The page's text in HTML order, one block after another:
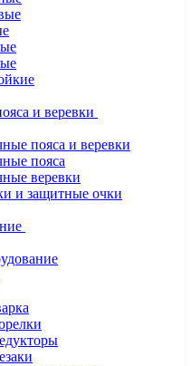
и веревки
пояса и веревки
пояса
веревки
и защитные очки